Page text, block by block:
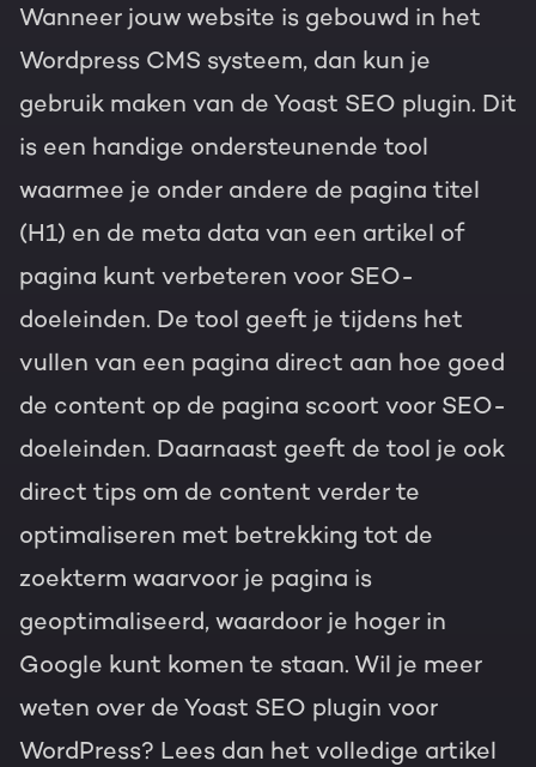
Wanneer jouw website is gebouwd in het
Wordpress CMS systeem, dan kun je
gebruik maken van de Yoast SEO plugin. Dit
is een handige ondersteunende tool
waarmee je onder andere de pagina titel
(H1) en de meta data van een artikel of
pagina kunt verbeteren voor SEO-
doeleinden. De tool geeft je tijdens het
vullen van een pagina direct aan hoe goed
de content op de pagina scoort voor SEO-
doeleinden. Daarnaast geeft de tool je ook
direct tips om de content verder te
optimaliseren met betrekking tot de
zoekterm waarvoor je pagina is
geoptimaliseerd, waardoor je hoger in
Google kunt komen te staan. Wil je meer
weten over de Yoast SEO plugin voor
WordPress? Lees dan het volledige artikel